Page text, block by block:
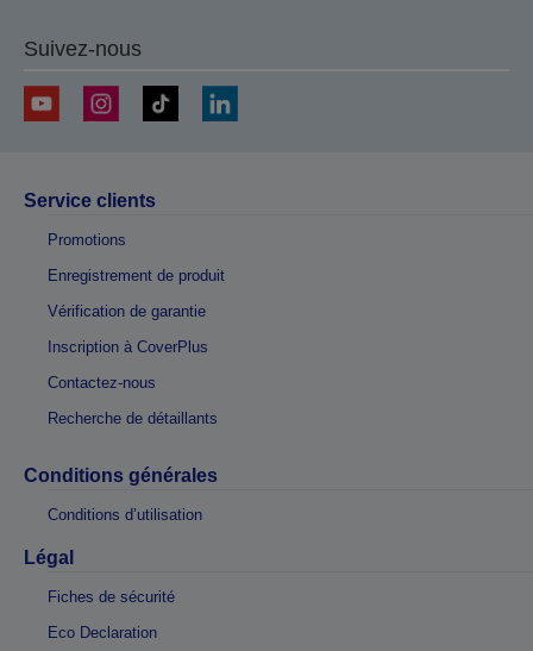
Suivez-nous
Service clients
Promotions
Enregistrement de produit
Vérification de garantie
Inscription à CoverPlus
Contactez-nous
Recherche de détaillants
Conditions générales
Conditions d’utilisation
Légal
Fiches de sécurité
Eco Declaration